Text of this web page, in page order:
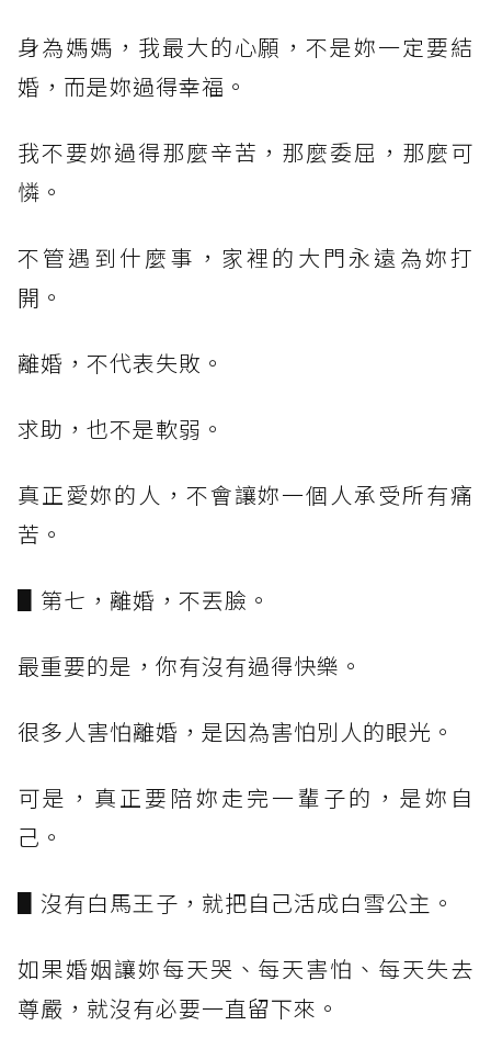
身為媽媽，我最大的心願，不是妳一定要結
婚，而是妳過得幸福。
我不要妳過得那麼辛苦，那麼委屈，那麼可
憐。
不管遇到什麼事，家裡的大門永遠為妳打
開。
離婚，不代表失敗。
求助，也不是軟弱。
真正愛妳的人，不會讓妳一個人承受所有痛
苦。
▋第七，離婚，不丟臉。
最重要的是，你有沒有過得快樂。
很多人害怕離婚，是因為害怕別人的眼光。
可是，真正要陪妳走完一輩子的，是妳自
己。
▋沒有白馬王子，就把自己活成白雪公主。
如果婚姻讓妳每天哭、每天害怕、每天失去
尊嚴，就沒有必要一直留下來。